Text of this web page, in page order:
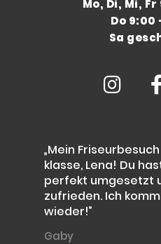
Mo, Di, Mi,
Do 9:00
Sa

„Mein
klasse, Lena! Du
perfekt umgesetzt
zufrieden. Ich
wieder!”
Gaby